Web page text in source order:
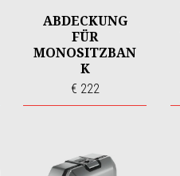
ABDECKUNG
FÜR
MONOSITZBAN
K
€ 222